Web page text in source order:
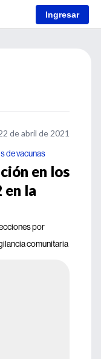
Ingresar
de abril de 2021
de vacunas
en los
en la
por
comunitaria